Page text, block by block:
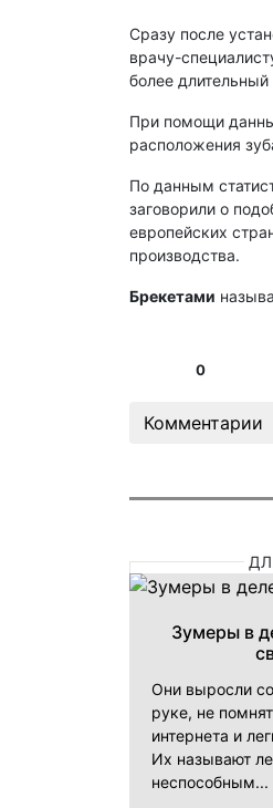
Сразу после
врачу-
более
При помощи
расположения
По данным
заговорили о
европейских
производства.
Брекетами
0
Комментарии
Зумеры в
Они выросли
руке, не
интернета и
Их называют
неспособным...